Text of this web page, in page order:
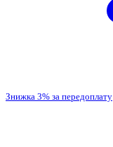
Знижка 3% за передоплату